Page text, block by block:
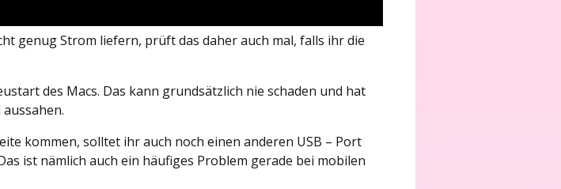
genug Strom liefern, prüft das daher auch mal, falls ihr die
des Macs. Das kann grundsätzlich nie schaden und hat
kommen, solltet ihr auch noch einen anderen USB – Port
ist nämlich auch ein häufiges Problem gerade bei mobilen